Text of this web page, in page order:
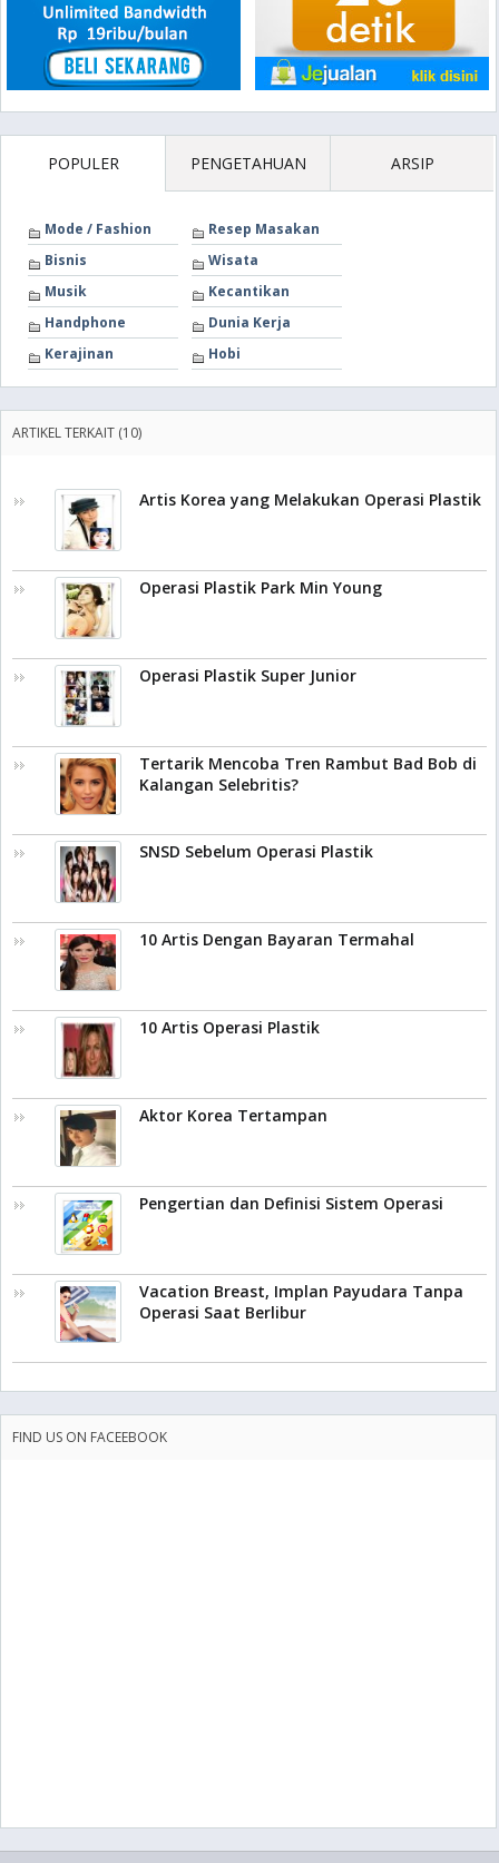
POPULER PENGETAHUAN ARSIP
Mode / Fashion
Resep Masakan
Bisnis
Wisata
Musik
Kecantikan
Handphone
Dunia Kerja
Kerajinan
Hobi
ARTIKEL TERKAIT (10)
Artis Korea yang Melakukan Operasi Plastik
Operasi Plastik Park Min Young
Operasi Plastik Super Junior
Tertarik Mencoba Tren Rambut Bad Bob di
Kalangan Selebritis?
SNSD Sebelum Operasi Plastik
10 Artis Dengan Bayaran Termahal
10 Artis Operasi Plastik
Aktor Korea Tertampan
Pengertian dan Definisi Sistem Operasi
Vacation Breast, Implan Payudara Tanpa
Operasi Saat Berlibur
FIND US ON FACEEBOOK